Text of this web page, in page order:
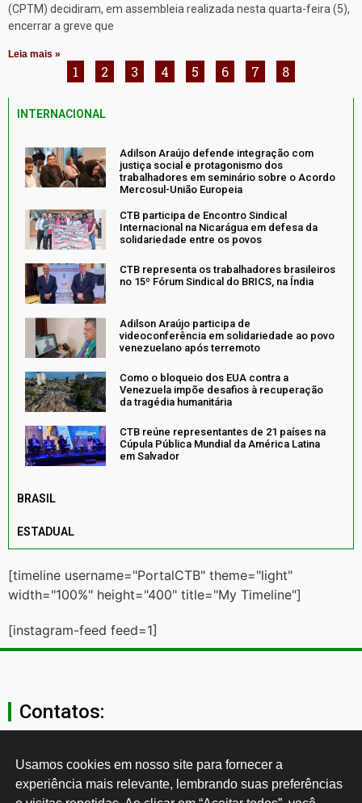
(CPTM) decidiram, em assembleia realizada nesta quarta-feira (5),
encerrar a greve que
Leia mais »
1 2 3 4 5 6 7 8
INTERNACIONAL
Adilson Araújo defende integração com
justiça social e protagonismo dos
trabalhadores em seminário sobre o Acordo
Mercosul-União Europeia
CTB participa de Encontro Sindical
Internacional na Nicarágua em defesa da
solidariedade entre os povos
CTB representa os trabalhadores brasileiros
no 15º Fórum Sindical do BRICS, na Índia
Adilson Araújo participa de
videoconferência em solidariedade ao povo
venezuelano após terremoto
Como o bloqueio dos EUA contra a
Venezuela impõe desafios à recuperação
da tragédia humanitária
CTB reúne representantes de 21 países na
Cúpula Pública Mundial da América Latina
em Salvador
BRASIL
ESTADUAL
[timeline username="PortalCTB" theme="light"
width="100%" height="400" title="My Timeline"]
[instagram-feed feed=1]
Contatos:
secgeral@ctb.org.br
11 3874-0040
Usamos cookies em nosso site para fornecer a
experiência mais relevante, lembrando suas preferências